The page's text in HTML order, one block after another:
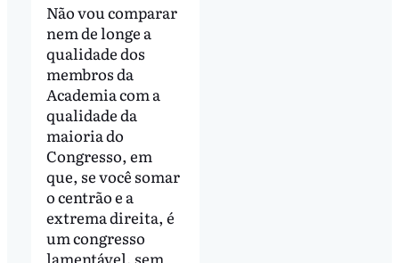
Não vou comparar
nem de longe a
qualidade dos
membros da
Academia com a
qualidade da
maioria do
Congresso, em
que, se você somar
o centrão e a
extrema direita, é
um congresso
lamentável, sem